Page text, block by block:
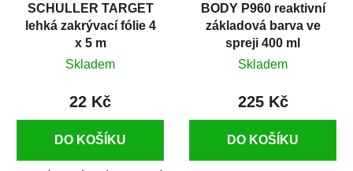
SCHULLER TARGET
lehká zakrývací fólie 4
x 5 m
Skladem
22 Kč
DO KOŠÍKU
BODY P960 reaktivní
základová barva ve
spreji 400 ml
Skladem
225 Kč
DO KOŠÍKU